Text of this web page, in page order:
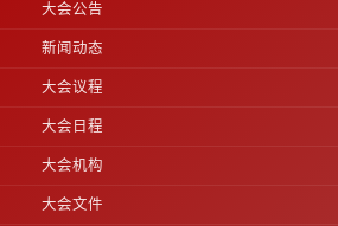
大会公告
新闻动态
大会议程
大会日程
大会机构
大会文件